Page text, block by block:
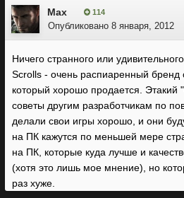
Max 114
Опубликовано 8 января, 2012
Ничего странного или
Scrolls - очень распиаренный бренд
который хорошо продается. Этакий
советы другим разработчикам по
делали свои игры хорошо, и они
на ПК кажутся по меньшей мере
на ПК, которые куда лучше и
(хотя это лишь мое мнение), но
раз хуже.